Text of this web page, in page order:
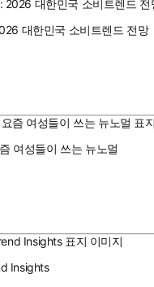
대한민국 소비트렌드 전망
여성들이 쓰는 뉴노멀
Insights